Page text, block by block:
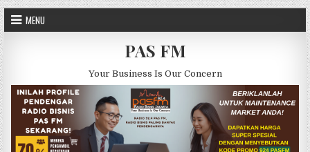
Skip to content
MENU
PAS FM
Your Business Is Our Concern